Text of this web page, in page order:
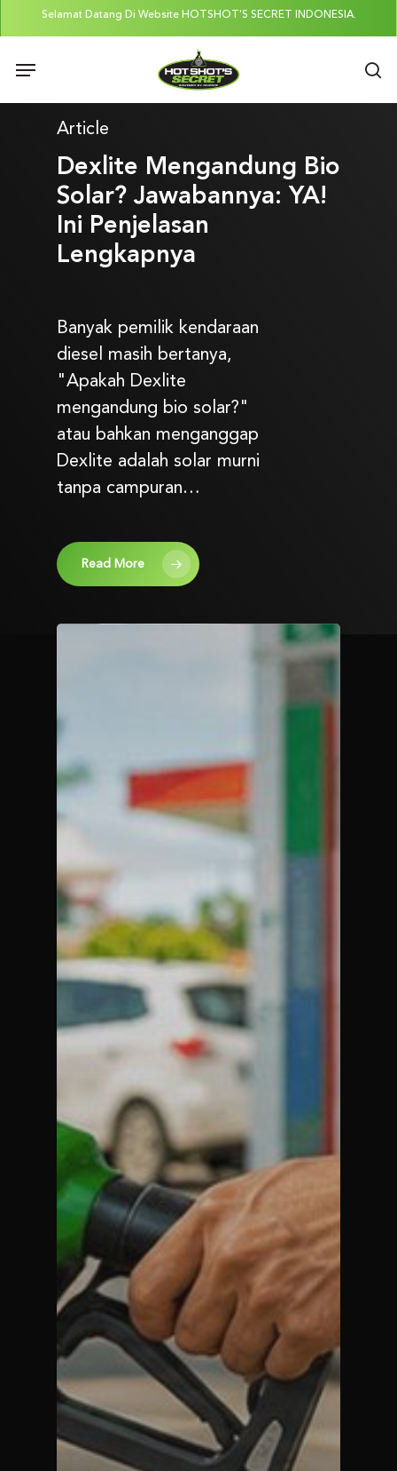
to
main
Selamat Datang Di Website HOTSHOT'S SECRET INDONESIA.
Menu
Article
Dexlite Mengandung Bio
Solar? Jawabannya: YA!
Ini Penjelasan
Lengkapnya
Banyak pemilik kendaraan
diesel masih bertanya,
"Apakah Dexlite
mengandung bio solar?"
atau bahkan menganggap
Dexlite adalah solar murni
tanpa campuran…
Read More